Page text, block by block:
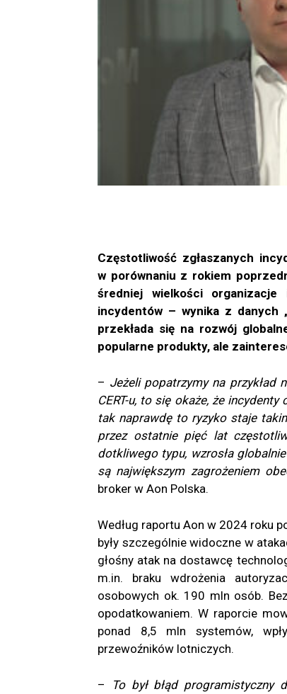
Częstotliwość zgłaszanych
w porównaniu z rokiem
średniej wielkości organizacje
incydentów – wynika z danych
przekłada się na rozwój
popularne produkty, ale
– Jeżeli popatrzymy na przykład
CERT-u, to się okaże, że
tak naprawdę to ryzyko staje
przez ostatnie pięć lat
dotkliwego typu, wzrosła
są największym zagrożeniem
broker w Aon Polska.
Według raportu Aon w 2024 roku
były szczególnie widoczne w
głośny atak na dostawcę
m.in. braku wdrożenia
osobowych ok. 190 mln osób.
opodatkowaniem. W raporcie
ponad 8,5 mln systemów,
przewoźników lotniczych.
– To był błąd programistyczny